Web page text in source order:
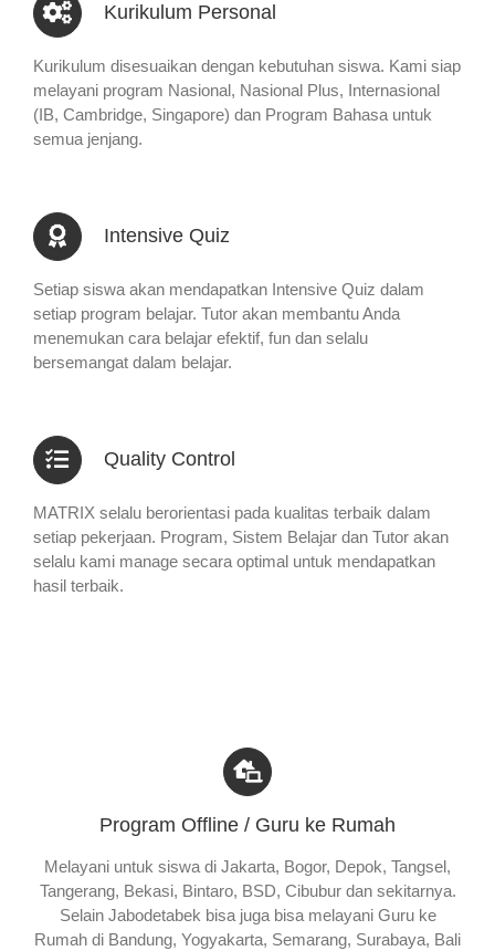
Kurikulum Personal
Kurikulum disesuaikan dengan kebutuhan siswa. Kami siap
melayani program Nasional, Nasional Plus, Internasional
(IB, Cambridge, Singapore) dan Program Bahasa untuk
semua jenjang.
Intensive Quiz
Setiap siswa akan mendapatkan Intensive Quiz dalam
setiap program belajar. Tutor akan membantu Anda
menemukan cara belajar efektif, fun dan selalu
bersemangat dalam belajar.
Quality Control
MATRIX selalu berorientasi pada kualitas terbaik dalam
setiap pekerjaan. Program, Sistem Belajar dan Tutor akan
selalu kami manage secara optimal untuk mendapatkan
hasil terbaik.
Program Offline / Guru ke Rumah
Melayani untuk siswa di Jakarta, Bogor, Depok, Tangsel,
Tangerang, Bekasi, Bintaro, BSD, Cibubur dan sekitarnya.
Selain Jabodetabek bisa juga bisa melayani Guru ke
Rumah di Bandung, Yogyakarta, Semarang, Surabaya, Bali